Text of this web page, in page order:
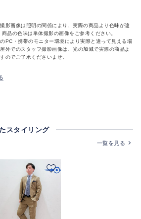
影画像は照明の関係により、実際の商品より色味が違
品の色味は単体撮影の画像をご参考ください。
PC・携帯のモニター環境により実際と違って見える場
外でのスタッフ撮影画像は、光の加減で実際の商品よ
のでご了承くださいませ。
スタイリング
一覧を見る